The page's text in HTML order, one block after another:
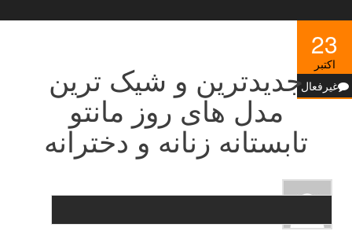
23
اکتبر
غیرفعالجدیدترین و شیک ترین
مدل های روز مانتو
تابستانه زنانه و دخترانه